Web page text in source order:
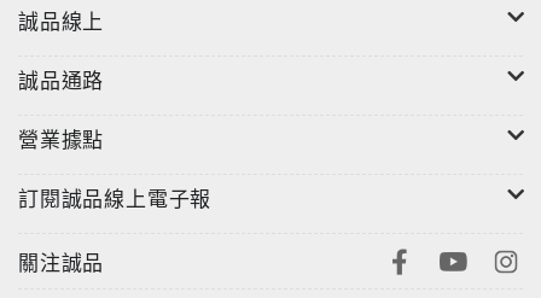
誠品線上
誠品通路
營業據點
訂閱誠品線上電子報
關注誠品